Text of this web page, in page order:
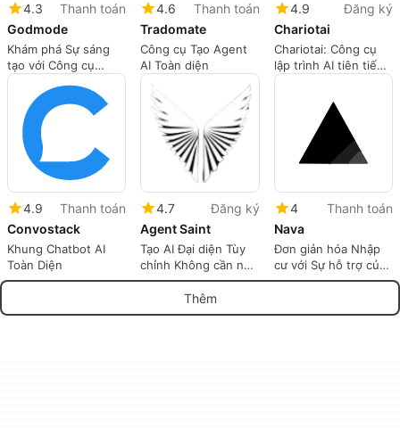
4.3
Thanh toán
Godmode
Khám phá Sự sáng
tạo với Công cụ
Godmode AI
4.6
Thanh toán
Tradomate
Công cụ Tạo Agent
AI Toàn diện
4.9
Đăng ký
Chariotai
Chariotai: Công cụ
lập trình AI tiên tiến
cho các nhà phát
4.9
Thanh toán
Convostack
Khung Chatbot AI
Toàn Diện
4.7
Đăng ký
Agent Saint
Tạo AI Đại diện Tùy
chỉnh Không cần nỗ
lực
4
Thanh toán
Nava
Đơn giản hóa Nhập
cư với Sự hỗ trợ của
AI
Thêm